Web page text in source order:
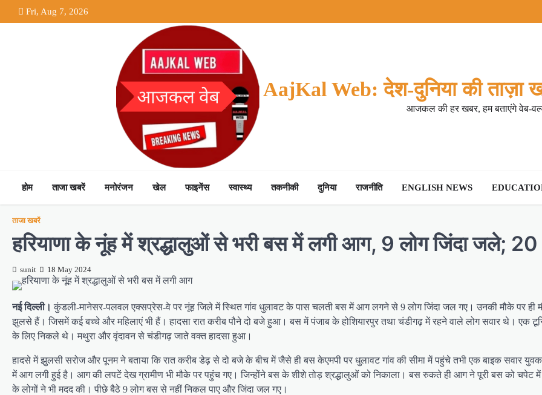
to
Fri, Aug 7, 2026
AajKal Web: देश-दुनिया की ताज़ा
आजकल की हर खबर, हम बताएंगे वेब-
होम ताजा खबरें मनोरंजन खेल फाइनेंस स्वास्थ्य तकनीकी दुनिया राजनीति ENGLISH NEWS
ताजा खबरें
हरियाणा के नूंह में श्रद्धालुओं से भरी बस में लगी आग, 9 लोग जिंदा जले;
sunit 18 May 2024
नई दिल्ली। कुंडली-मानेसर-पलवल एक्सप्रेस-वे पर नूंह जिले में स्थित गांव धुलावट के पास चलती बस में आग लगने से 9 लोग जिंदा जल गए। उनकी मौके पर ही
झुलसे हैं। जिसमें कई बच्चे और महिलाएं भी हैं। हादसा रात करीब पौने दो बजे हुआ। बस में पंजाब के होशियारपुर तथा चंडीगढ़ में रहने वाले लोग सवार थे। एक
के लिए निकले थे। मथुरा और वृंदावन से चंडीगढ़ जाते वक्त हादसा हुआ।
हादसे में झुलसी सरोज और पूनम ने बताया कि रात करीब डेढ़ से दो बजे के बीच में जैसे ही बस केएमपी पर धुलावट गांव की सीमा में पहुंचे तभी एक बाइक सवार
में आग लगी हुई है। आग की लपटें देख ग्रामीण भी मौके पर पहुंच गए। जिन्होंने बस के शीशे तोड़ श्रद्धालुओं को निकाला। बस रुकते ही आग ने पूरी बस को चपेट
के लोगों ने भी मदद की। पीछे बैठे 9 लोग बस से नहीं निकल पाए और जिंदा जल गए।